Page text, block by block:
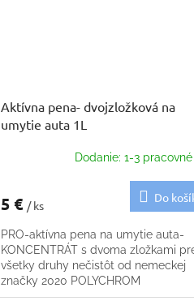
Aktívna pena- dvojzložková na
umytie auta 1L
Dodanie: 1-3
5 € / ks
Do
PRO-aktívna pena na umytie auta-
KONCENTRÁT s dvoma zložkami
všetky druhy nečistôt od nemeckej
značky 2020 POLYCHROM